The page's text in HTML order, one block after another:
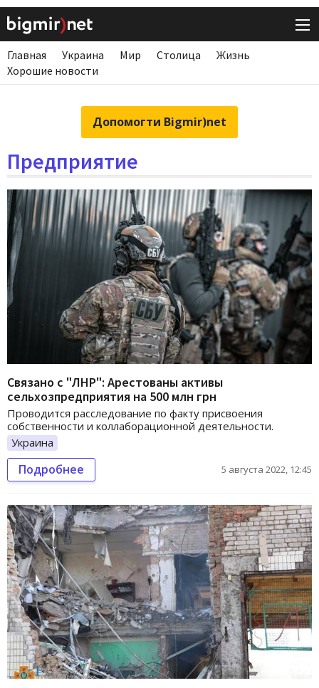
Главная Украина Мир Столица
Жизнь
Хорошие новости
Допомогти Bigmir)net
Предприятие
Связано с "ЛНР": Арестованы активы
сельхозпредприятия на 500 млн грн
Проводится расследование по факту присвоения
собственности и коллаборационной деятельности.
Украина
Подробнее 5 августа 2022, 12:45